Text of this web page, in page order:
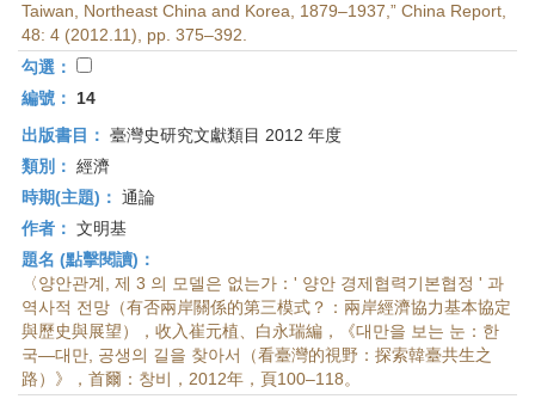
Taiwan, Northeast China and Korea, 1879–1937,” China Report,
48: 4 (2012.11), pp. 375–392.
勾選：
編號：
14
出版書目： 臺灣史研究文獻類目 2012 年度
類別： 經濟
時期(主題)： 通論
作者： 文明基
題名 (點擊閱讀)：
〈양안관계, 제 3 의 모델은 없는가：' 양안 경제협력기본협정 ' 과
역사적 전망（有否兩岸關係的第三模式？：兩岸經濟協力基本協定
與歷史與展望），收入崔元植、白永瑞編，《대만을 보는 눈：한
국—대만, 공생의 길을 찾아서（看臺灣的視野：探索韓臺共生之
路）》，首爾：창비，2012年，頁100–118。